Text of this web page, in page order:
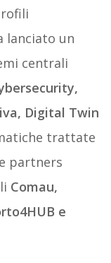
lanciato un
centrali
Digital Twin
trattate
partners
Comau,
e